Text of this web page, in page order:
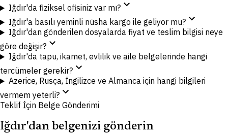
Iğdır'da fiziksel ofisiniz var mı?expand_more
Iğdır'a basılı yeminli nüsha kargo ile geliyor mu?expand_more
Iğdır'dan gönderilen dosyalarda fiyat ve teslim bilgisi neye
göre değişir? expand_more
Iğdır'da tapu, ikamet, evlilik ve aile belgelerinde hangi
tercümeler gerekir? expand_more
Azerice, Rusça, İngilizce ve Almanca için hangi bilgileri
vermem yeterli? expand_more
Teklif İçin Belge Gönderimi
Iğdır'dan belgenizi gönderin